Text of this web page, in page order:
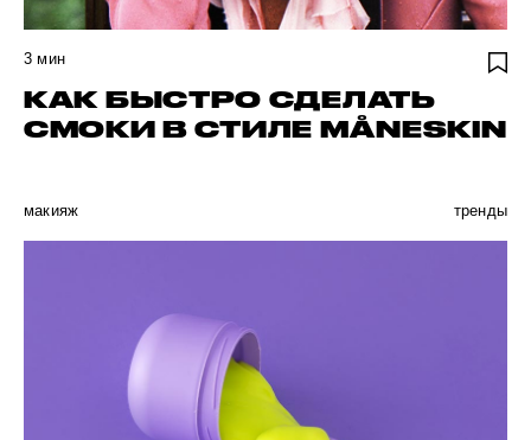
3 мин
КАК БЫСТРО СДЕЛАТЬ
СМОКИ В СТИЛЕ MÅNESKIN
макияж тренды